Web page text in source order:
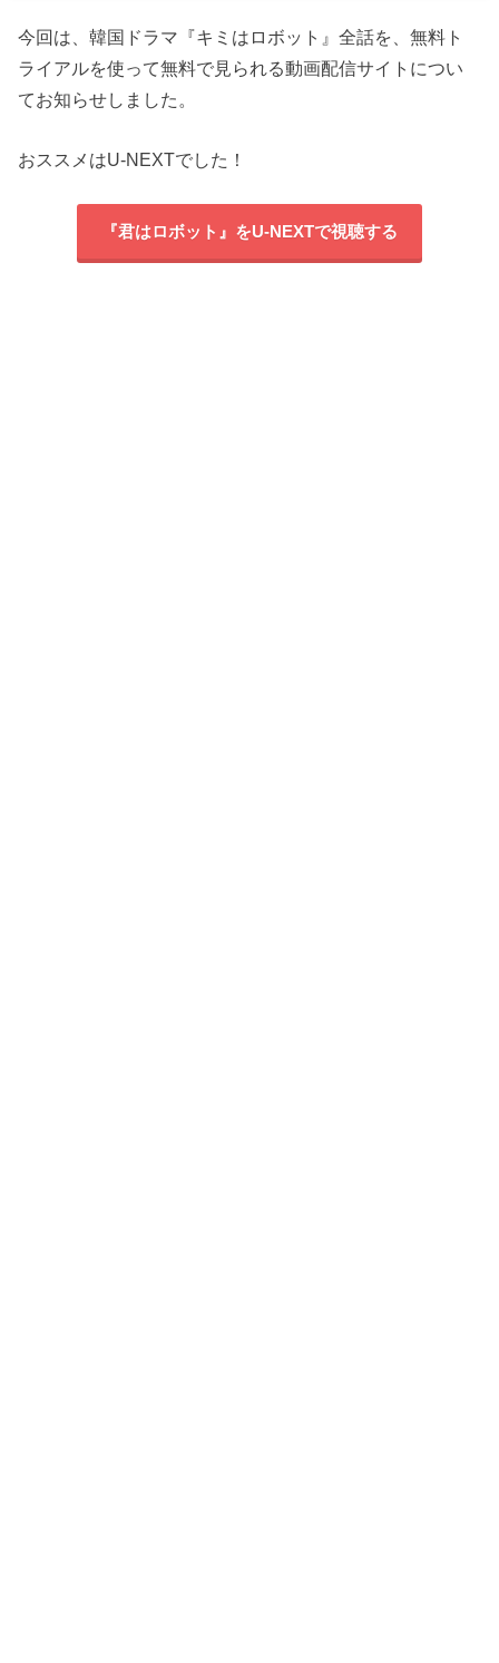
今回は、韓国ドラマ『キミはロボット』全話を、無料ト
ライアルを使って無料で見られる動画配信サイトについ
てお知らせしました。
おススメはU-NEXTでした！
『君はロボット』をU-NEXTで視聴する